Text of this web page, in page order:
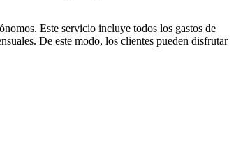
Este servicio incluye todos los gastos de
De este modo, los clientes pueden disfrutar